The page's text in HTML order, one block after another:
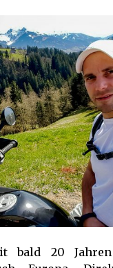
bald 20